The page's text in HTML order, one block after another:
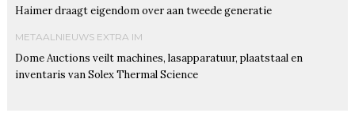
Haimer draagt eigendom over aan tweede generatie
METAALNIEUWS EXTRA IM
Dome Auctions veilt machines, lasapparatuur, plaatstaal en
inventaris van Solex Thermal Science